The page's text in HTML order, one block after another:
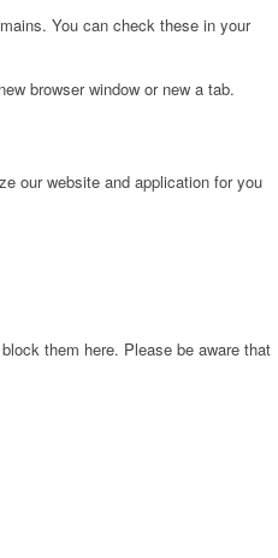
You can check these in your
browser window or new a tab.
our website and application for you
them here. Please be aware that